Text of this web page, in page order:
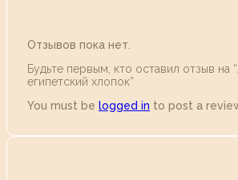
Отзывов пока нет.
Будьте первым, кто оставил отзыв на
египетский хлопок”
You must be logged in to post a